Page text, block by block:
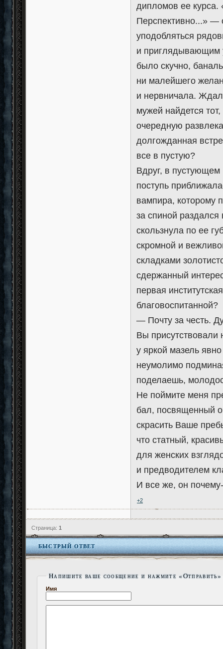
дипломов ее
Перспективно...» —
уподобляться
и приглядывающим
было скучно,
ни малейшего
и нервничала.
мужей найдется
очередную
долгожданная
все в пустую?
Вдруг, в
поступь
вампира, которому
за спиной
скользнула по ее
скромной и
складками
сдержанный
первая
благовоспитанной?
— Почту за честь.
Вы присутствовали
у яркой мазель
неумолимо
поделаешь,
Не поймите меня
бал, посвященный
скрасить Ваше
что статный,
для женских
и предводителем
И все же, он
+2
Страница: 1
БЫСТРЫЙ ОТВЕТ
Напишите ваше сообщение и нажмите «Отправить»
Имя